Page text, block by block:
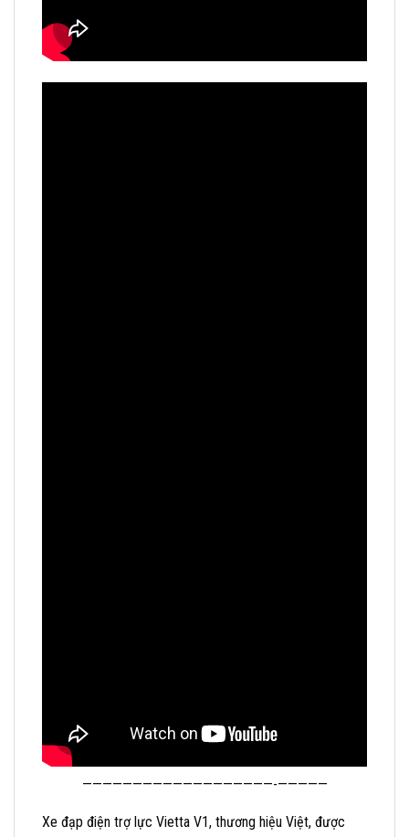
———————————————————-—————
Xe đạp điện trợ lực Vietta V1, thương hiệu Việt, được